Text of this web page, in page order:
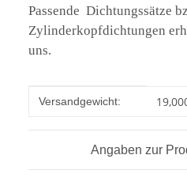
Passende Dichtungssätze
Zylinderkopfdichtungen
uns.
Produkteigenschaft
Wert
Versandgewicht:
Angaben zur